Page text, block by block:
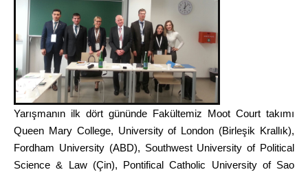
Yarışmanın ilk dört gününde Fakültemiz Moot Court takımı
Queen Mary College, University of London (Birleşik Krallık),
Fordham University (ABD), Southwest University of Political
Science & Law (Çin), Pontifical Catholic University of Sao